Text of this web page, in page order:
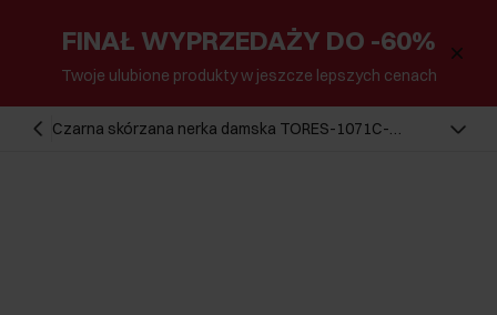
FINAŁ WYPRZEDAŻY DO -60%
Twoje ulubione produkty w jeszcze lepszych cenach
Czarna skórzana nerka damska TORES-1071C-